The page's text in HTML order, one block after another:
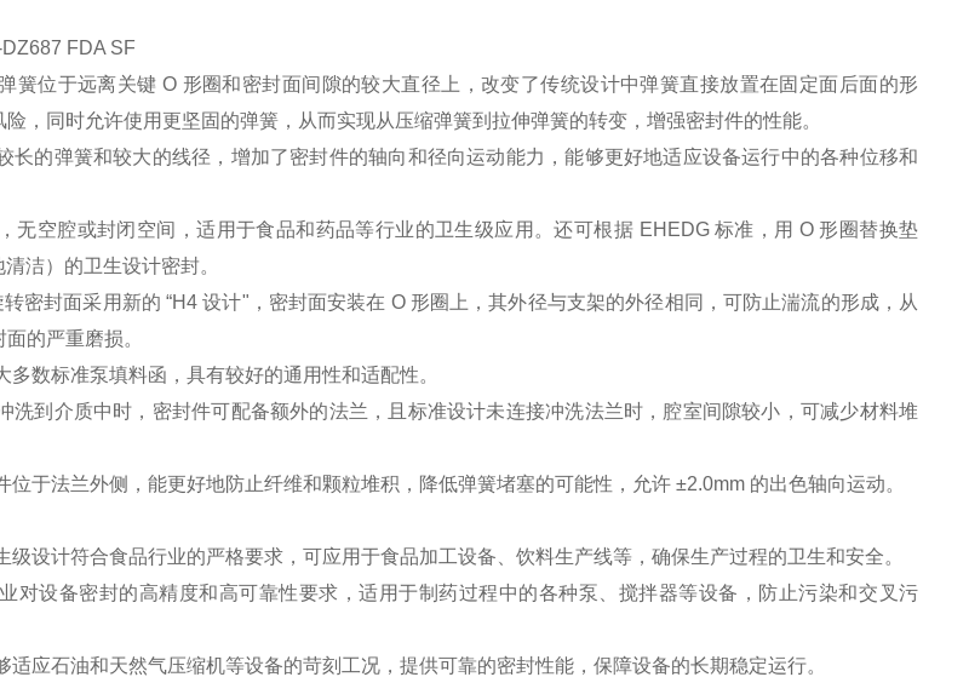
FDA SF
弹簧位于远离关键 O 形圈和密封面间隙的较大直径上，改变了传统设计中弹簧直接放置在固定面后面的形
，同时允许使用更坚固的弹簧，从而实现从压缩弹簧到拉伸弹簧的转变，增强密封件的性能。
长的弹簧和较大的线径，增加了密封件的轴向和径向运动能力，能够更好地适应设备运行中的各种位移和
无空腔或封闭空间，适用于食品和药品等行业的卫生级应用。还可根据 EHEDG 标准，用 O 形圈替换垫
清洁）的卫生设计密封。
密封面采用新的 “H4设计"，密封面安装在 O 形圈上，其外径与支架的外径相同，可防止湍流的形成，从
的严重磨损。
多数标准泵填料函，具有较好的通用性和适配性。
洗到介质中时，密封件可配备额外的法兰，且标准设计未连接冲洗法兰时，腔室间隙较小，可减少材料堆
位于法兰外侧，能更好地防止纤维和颗粒堆积，降低弹簧堵塞的可能性，允许 ±2.0mm 的出色轴向运动。
级设计符合食品行业的严格要求，可应用于食品加工设备、饮料生产线等，确保生产过程的卫生和安全。
业对设备密封的高精度和高可靠性要求，适用于制药过程中的各种泵、搅拌器等设备，防止污染和交叉污
适应石油和天然气压缩机等设备的苛刻工况，提供可靠的密封性能，保障设备的长期稳定运行。